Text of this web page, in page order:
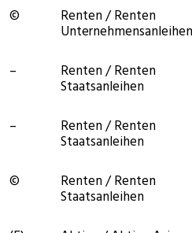
© Ren­ten / Ren­ten
Unternehmensanleihen
– Ren­ten / Ren­ten
Staatsanleihen
– Ren­ten / Ren­ten
Staatsanleihen
© Ren­ten / Ren­ten
Staatsanleihen